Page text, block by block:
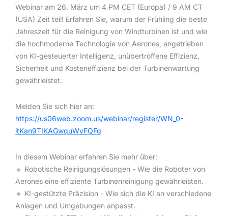
Webinar am 26. März um 4 PM CET (Europa) / 9 AM CT
(USA) Zeit teil! Erfahren Sie, warum der Frühling die beste
Jahreszeit für die Reinigung von Windturbinen ist und wie
die hochmoderne Technologie von Aerones, angetrieben
von KI-gesteuerter Intelligenz, unübertroffene Effizienz,
Sicherheit und Kosteneffizienz bei der Turbinenwartung
gewährleistet.
Melden Sie sich hier an:
https://us06web.zoom.us/webinar/register/WN_0-
itKan9TIKAGwquWvFQFg
In diesem Webinar erfahren Sie mehr über:
🔹 Robotische Reinigungslösungen - Wie die Roboter von
Aerones eine effiziente Turbinenreinigung gewährleisten.
🔹 KI-gestützte Präzision - Wie sich die KI an verschiedene
Anlagen und Umgebungen anpasst.